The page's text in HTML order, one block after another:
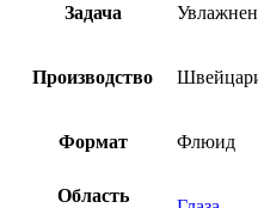
Задача
Производство
Формат Флюид
Область